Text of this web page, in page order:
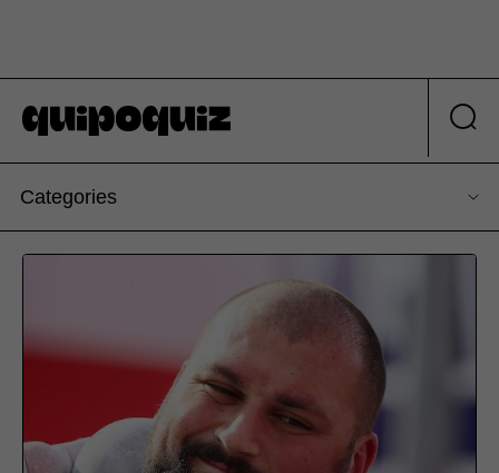
Categories